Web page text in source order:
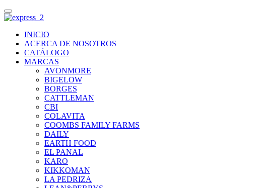
INICIO
ACERCA DE NOSOTROS
CATÁLOGO
MARCAS
AVONMORE
BIGELOW
BORGES
CATTLEMAN
CBI
COLAVITA
COOMBS FAMILY FARMS
DAILY
EARTH FOOD
EL PANAL
KARO
KIKKOMAN
LA PEDRIZA